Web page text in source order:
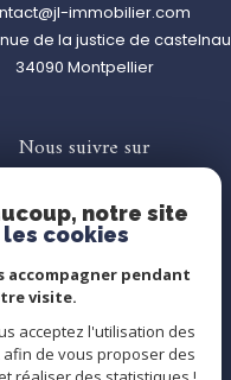
immobilier.com
de la justice de castelnau
34090
montpellier
Nous suivre sur
Adhérents
notre site
cookies
accompagner pendant
visite.
acceptez l'utilisation des
de vous proposer des